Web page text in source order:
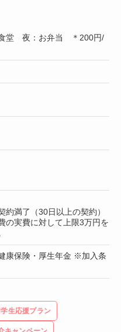
堂 夜：お弁当 ＊200円/
約満了（30日以上の契約）
の実費に対して上限3万円を
康保険・厚生年金 ※加入条
学生応援プラン